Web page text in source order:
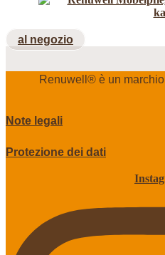
al negozio
Renuwell®️ è un
Note legali
Protezione dei dati